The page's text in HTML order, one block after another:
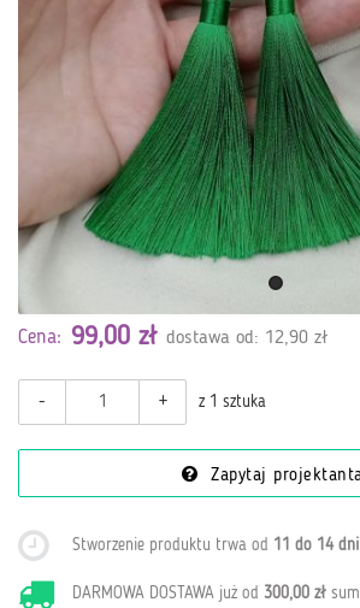
Cena: 99,00 zł dostawa od: 12,90 zł
- + z 1 sztuka
Zapytaj
Stworzenie produktu trwa od 11 do 14
DARMOWA DOSTAWA już od300,00 zł